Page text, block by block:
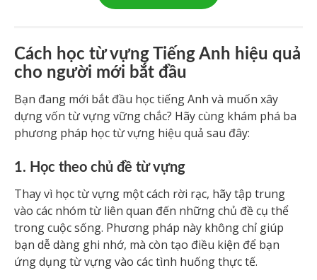
Cách học từ vựng Tiếng Anh hiệu quả
cho người mới bắt đầu
Bạn đang mới bắt đầu học tiếng Anh và muốn xây
dựng vốn từ vựng vững chắc? Hãy cùng khám phá ba
phương pháp học từ vựng hiệu quả sau đây:
1. Học theo chủ đề từ vựng
Thay vì học từ vựng một cách rời rạc, hãy tập trung
vào các nhóm từ liên quan đến những chủ đề cụ thể
trong cuộc sống. Phương pháp này không chỉ giúp
bạn dễ dàng ghi nhớ, mà còn tạo điều kiện để bạn
ứng dụng từ vựng vào các tình huống thực tế.